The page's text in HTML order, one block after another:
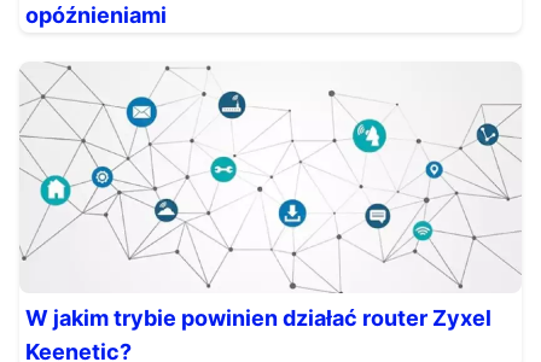
opóźnieniami
W jakim trybie powinien działać router Zyxel
Keenetic?